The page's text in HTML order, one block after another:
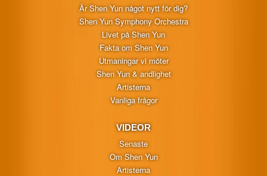
Är Shen Yun något nytt för dig?
Shen Yun Symphony Orchestra
Livet på Shen Yun
Fakta om Shen Yun
Utmaningar vi möter
Shen Yun & andlighet
Artisterna
Vanliga frågor
VIDEOR
Senaste
Om Shen Yun
Artisterna